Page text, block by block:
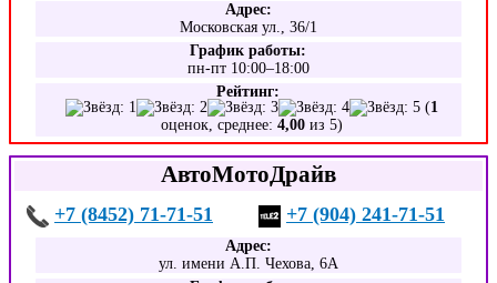
Адрес:
Московская ул., 36/1
График работы:
пн-пт 10:00–18:00
Рейтинг:
(1
оценок, среднее:4,00 из 5)
АвтоМотоДрайв
+7 (8452) 71-71-51 +7 (904) 241-71-51
Адрес:
ул. имени А.П. Чехова, 6А